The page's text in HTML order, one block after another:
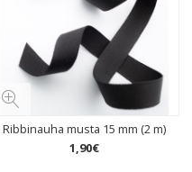
Ribbinauha musta 15 mm (2 m)
1,90€